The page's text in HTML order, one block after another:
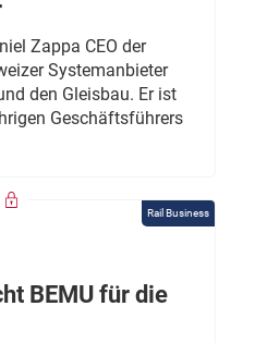
Zappa CEO der
Systemanbieter
den Gleisbau. Er ist
Geschäftsführers
Rail Business
BEMU für die